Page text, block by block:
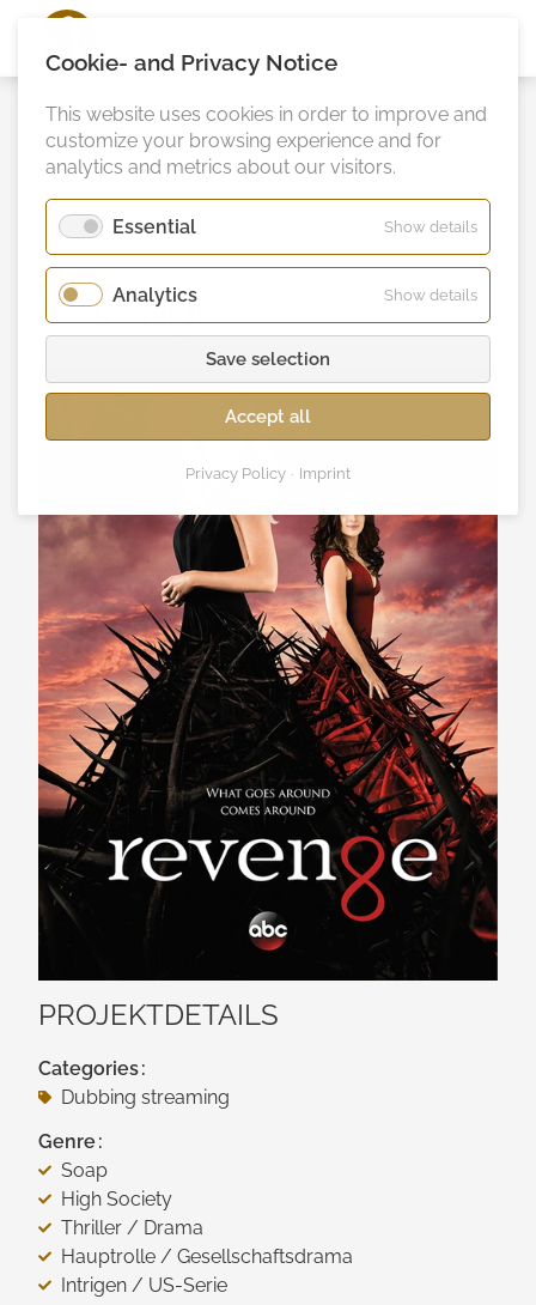
Revenge
PROJEKTDETAILS
Categories
Dubbing streaming
Genre
Soap
High Society
Thriller / Drama
Hauptrolle / Gesellschaftsdrama
Intrigen / US-Serie
Cookie- and Privacy Notice
This website uses cookies in order to improve and
customize your browsing experience and for
analytics and metrics about our visitors.
Essential Show detailsfor
Analytics Show detailsfor
Save selection
Accept all
Privacy Policy Imprint